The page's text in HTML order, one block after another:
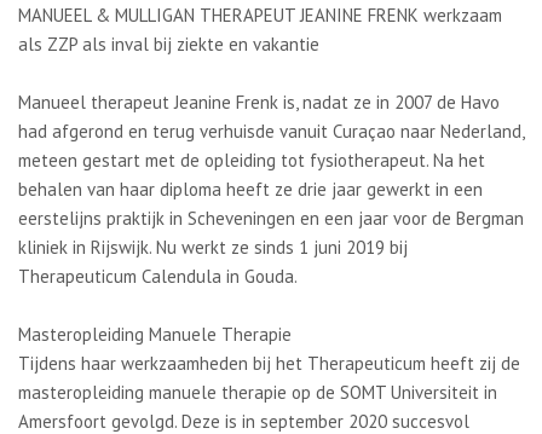
MANUEEL & MULLIGAN THERAPEUT JEANINE FRENK werkzaam
als ZZP als inval bij ziekte en vakantie
Manueel therapeut Jeanine Frenk is, nadat ze in 2007 de Havo
had afgerond en terug verhuisde vanuit Curaçao naar Nederland,
meteen gestart met de opleiding tot fysiotherapeut. Na het
behalen van haar diploma heeft ze drie jaar gewerkt in een
eerstelijns praktijk in Scheveningen en een jaar voor de Bergman
kliniek in Rijswijk. Nu werkt ze sinds 1 juni 2019 bij
Therapeuticum Calendula in Gouda.
Masteropleiding Manuele Therapie
Tijdens haar werkzaamheden bij het Therapeuticum heeft zij de
masteropleiding manuele therapie op de SOMT Universiteit in
Amersfoort gevolgd. Deze is in september 2020 succesvol